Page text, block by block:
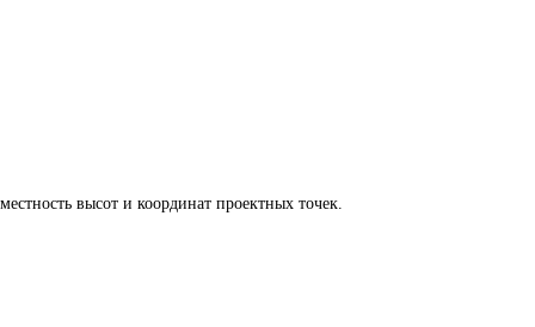
высот и координат проектных точек.